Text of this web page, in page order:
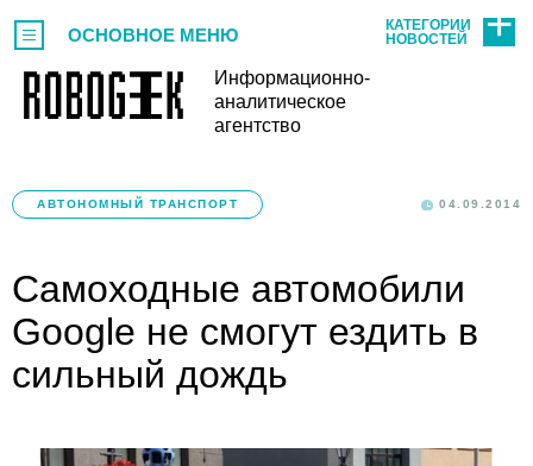
Информационно-
аналитическое
агентство
ОСНОВНОЕ МЕНЮ
КАТЕГОРИИ
НОВОСТЕЙ
АВТОНОМНЫЙ ТРАНСПОРТ 04.09.2014
Самоходные автомобили
Google не смогут ездить в
сильный дождь